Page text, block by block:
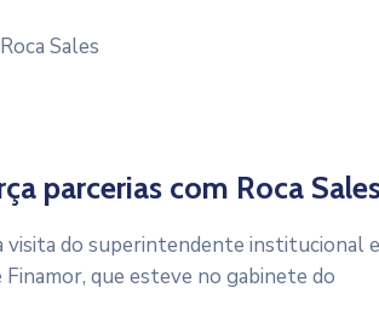
Sales
parcerias com Roca
visita do superintendente institucional e
que esteve no gabinete do